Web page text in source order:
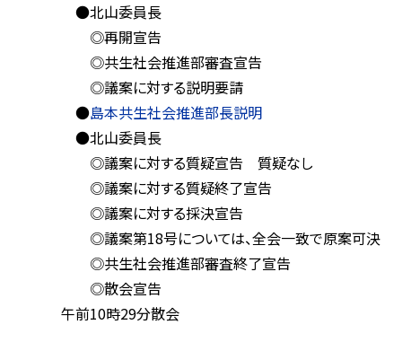
●北山委員長
◎再開宣告
◎共生社会推進部審査宣告
◎議案に対する説明要請
●島本共生社会推進部長説明
●北山委員長
◎議案に対する質疑宣告 質疑なし
◎議案に対する質疑終了宣告
◎議案に対する採決宣告
◎議案第18号については、全会一致で原案可決
◎共生社会推進部審査終了宣告
◎散会宣告
午前10時29分散会